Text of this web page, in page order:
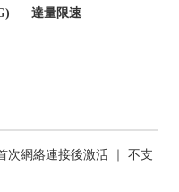
達量限速
次網絡連接後激活 ｜ 不支